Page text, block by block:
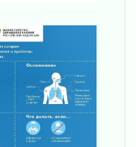
в Кировском
как